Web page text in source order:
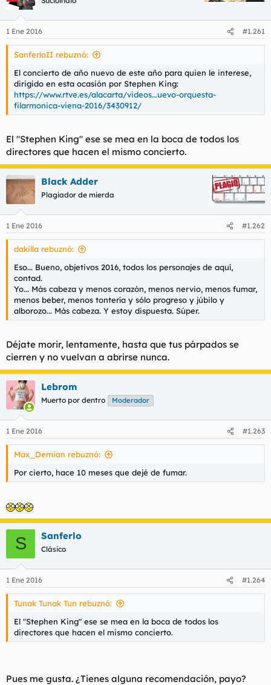
1 Ene 2016 #1.261
SanferloII rebuznó:
El concierto de año nuevo de este año para quien le interese,
dirigido en esta ocasión por Stephen King:
https://www.rtve.es/alacarta/videos...uevo-orquesta-
filarmonica-viena-2016/3430912/
El "Stephen King" ese se mea en la boca de todos los
directores que hacen el mismo concierto.
Black Adder
Plagiador de mierda
1 Ene 2016 #1.262
dakilla rebuznó:
Eso... Bueno, objetivos 2016, todos los personajes de aquí,
contad.
Yo... Más cabeza y menos corazón, menos nervio, menos fumar,
menos beber, menos tontería y sólo progreso y júbilo y
alborozo... Más cabeza. Y estoy dispuesta. Súper.
Déjate morir, lentamente, hasta que tus párpados se
cierren y no vuelvan a abrirse nunca.
Lebrom
Muerto por dentro Moderador
1 Ene 2016 #1.263
Max_Demian rebuznó:
Por cierto, hace 10 meses que dejé de fumar.
S Sanferlo
Clásico
1 Ene 2016 #1.264
Tunak Tunak Tun rebuznó:
El "Stephen King" ese se mea en la boca de todos los
directores que hacen el mismo concierto.
Pues me gusta. ¿Tienes alguna recomendación, payo?